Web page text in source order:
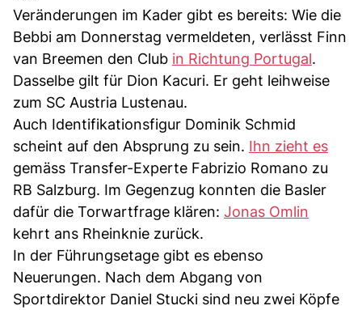
Veränderungen im Kader gibt es bereits: Wie die
Bebbi am Donnerstag vermeldeten, verlässt Finn
van Breemen den Club in Richtung Portugal.
Dasselbe gilt für Dion Kacuri. Er geht leihweise
zum SC Austria Lustenau.
Auch Identifikationsfigur Dominik Schmid
scheint auf den Absprung zu sein. Ihn zieht es
gemäss Transfer-Experte Fabrizio Romano zu
RB Salzburg. Im Gegenzug konnten die Basler
dafür die Torwartfrage klären: Jonas Omlin
kehrt ans Rheinknie zurück.
In der Führungsetage gibt es ebenso
Neuerungen. Nach dem Abgang von
Sportdirektor Daniel Stucki sind neu zwei Köpfe